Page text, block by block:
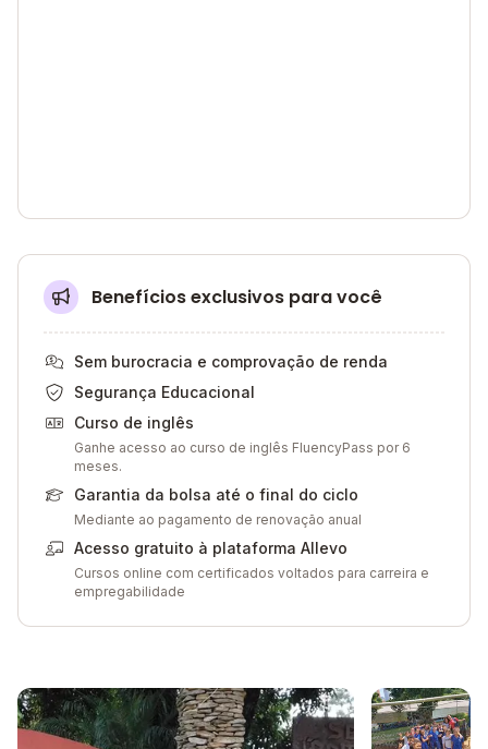
Benefícios exclusivos para você
Sem burocracia e comprovação de renda
Segurança Educacional
Curso de inglês
Ganhe acesso ao curso de inglês FluencyPass por 6
meses.
Garantia da bolsa até o final do ciclo
Mediante ao pagamento de renovação anual
Acesso gratuito à plataforma Allevo
Cursos online com certificados voltados para carreira e
empregabilidade
Galeria de imagem